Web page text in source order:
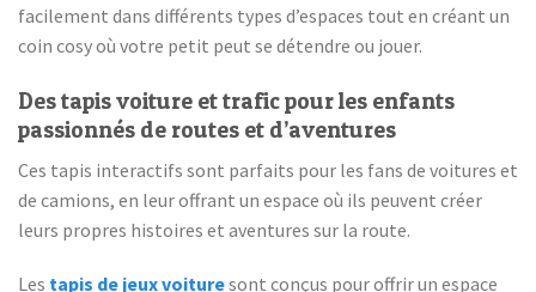
facilement dans différents types d’espaces tout en créant un
coin cosy où votre petit peut se détendre ou jouer.
Des tapis voiture et trafic pour les enfants
passionnés de routes et d’aventures
Ces tapis interactifs sont parfaits pour les fans de voitures et
de camions, en leur offrant un espace où ils peuvent créer
leurs propres histoires et aventures sur la route.
Les tapis de jeux voituresont conçus pour offrir un espace